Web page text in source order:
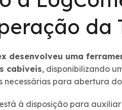
da
desenvolveu uma
cabíveis, disponibilizando
necessárias para abertura
à disposição para